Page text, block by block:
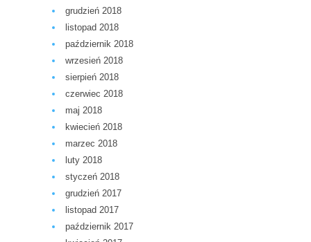
grudzień 2018
listopad 2018
październik 2018
wrzesień 2018
sierpień 2018
czerwiec 2018
maj 2018
kwiecień 2018
marzec 2018
luty 2018
styczeń 2018
grudzień 2017
listopad 2017
październik 2017